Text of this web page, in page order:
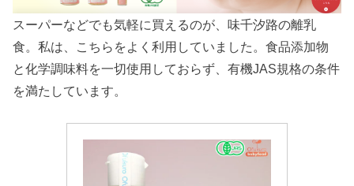
スーパーなどでも気軽に買えるのが、味千汐路の離乳
食。私は、こちらをよく利用していました。食品添加物
と化学調味料を一切使用しておらず、有機JAS規格の条件
を満たしています。